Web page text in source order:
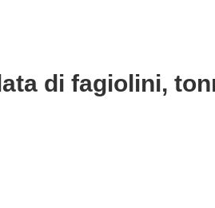
di fagiolini,